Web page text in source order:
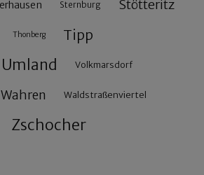
Sternburg Stötteritz
Thonberg Tipp
Umland Volkmarsdorf
Wahren Waldstraßenviertel
Zschocher